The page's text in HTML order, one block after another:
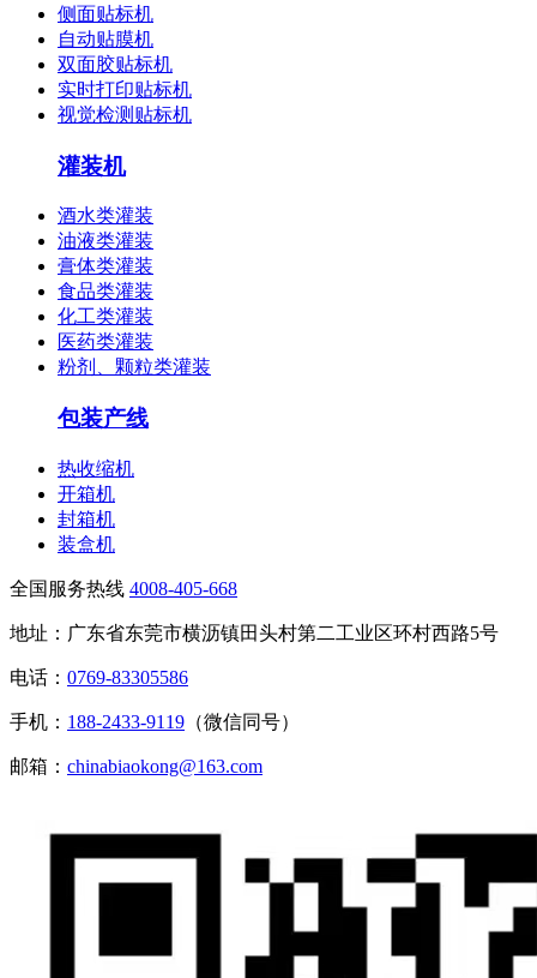
侧面贴标机
自动贴膜机
双面胶贴标机
实时打印贴标机
视觉检测贴标机
灌装机
酒水类灌装
油液类灌装
膏体类灌装
食品类灌装
化工类灌装
医药类灌装
粉剂、颗粒类灌装
包装产线
热收缩机
开箱机
封箱机
装盒机
全国服务热线 4008-405-668
地址：广东省东莞市横沥镇田头村第二工业区环村西路5号
电话： 0769-83305586
手机： 188-2433-9119 （微信同号）
邮箱： chinabiaokong@163.com